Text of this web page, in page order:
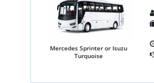
Mercedes Sprinter or Isuzu
Turquoise